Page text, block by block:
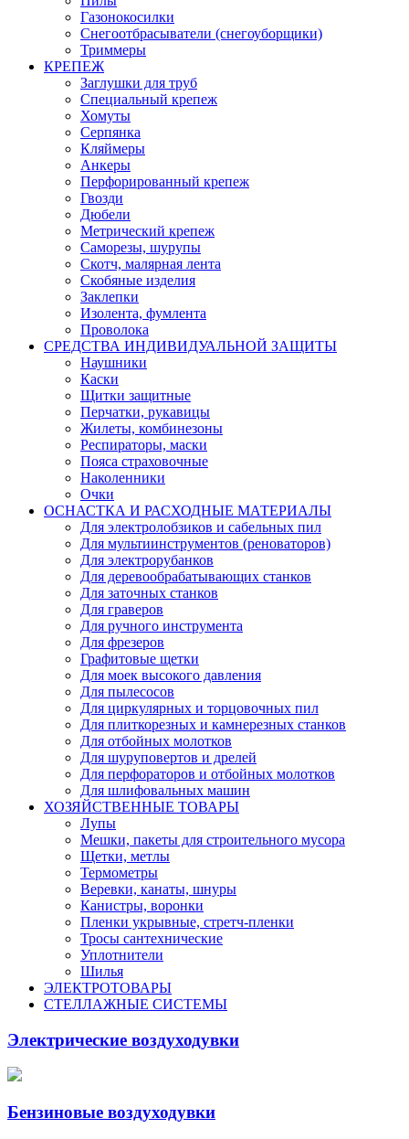
Газонокосилки
Снегоотбрасыватели (снегоуборщики)
Триммеры
КРЕПЕЖ
Заглушки для труб
Специальный крепеж
Хомуты
Серпянка
Кляймеры
Анкеры
Перфорированный крепеж
Гвозди
Дюбели
Метрический крепеж
Саморезы, шурупы
Скотч, малярная лента
Скобяные изделия
Заклепки
Изолента, фумлента
Проволока
СРЕДСТВА ИНДИВИДУАЛЬНОЙ ЗАЩИТЫ
Наушники
Каски
Щитки защитные
Перчатки, рукавицы
Жилеты, комбинезоны
Респираторы, маски
Пояса страховочные
Наколенники
Очки
ОСНАСТКА И РАСХОДНЫЕ МАТЕРИАЛЫ
Для электролобзиков и сабельных пил
Для мультиинструментов (реноваторов)
Для электрорубанков
Для деревообрабатывающих станков
Для заточных станков
Для граверов
Для ручного инструмента
Для фрезеров
Графитовые щетки
Для моек высокого давления
Для пылесосов
Для циркулярных и торцовочных пил
Для плиткорезных и камнерезных станков
Для отбойных молотков
Для шуруповертов и дрелей
Для перфораторов и отбойных молотков
Для шлифовальных машин
ХОЗЯЙСТВЕННЫЕ ТОВАРЫ
Лупы
Мешки, пакеты для строительного мусора
Щетки, метлы
Термометры
Веревки, канаты, шнуры
Канистры, воронки
Пленки укрывные, стретч-пленки
Тросы сантехнические
Уплотнители
Шилья
ЭЛЕКТРОТОВАРЫ
СТЕЛЛАЖНЫЕ СИСТЕМЫ
Электрические воздуходувки
Бензиновые воздуходувки